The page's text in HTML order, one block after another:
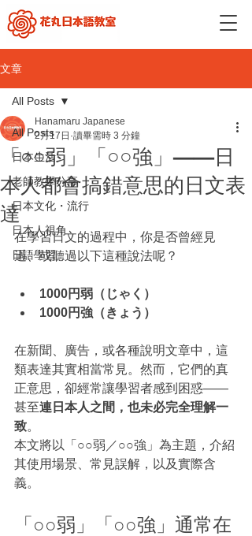
文章
All Posts
日本生活
老師教學分享
日本文化・流行
日本人視角
日語學習
All Posts
「○○弱」「○○強」——日
本人都會搞錯意思的日文表
達
Hanamaru Japanese
2月17日 讀畢需時 3 分鐘
在學習日文的過程中，你是否曾經見
過、或聽過以下這種說法呢？
1000円弱（じゃく）
1000円強（きょう）
在新聞、廣告，或各種說明文章中，這
類表達其實相當常見。然而，它們的真
正意思，卻經常讓學習者感到困惑——
甚至連日本人之間，也未必完全理解一
致。
本文將以「○○弱／○○強」為主題，介紹
其使用場景、常見誤解，以及實際含
義。
「○○弱」「○○強」通常在